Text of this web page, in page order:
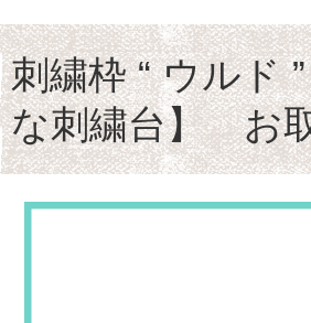
刺繍枠 “ ウルド
な刺繍台】 お